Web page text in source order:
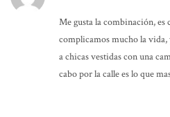
Me gusta la combinación, es
complicamos mucho la vida,
a chicas vestidas con una
cabo por la calle es lo que